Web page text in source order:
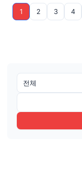
1 2 3 4